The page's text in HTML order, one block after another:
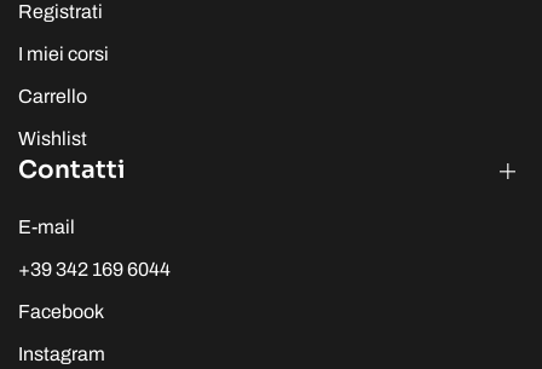
Registrati
I miei corsi
Carrello
Wishlist
Contatti
E-mail
+39 342 169 6044
Facebook
Instagram